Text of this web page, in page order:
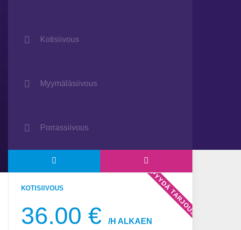
Kotisiivous
Myymäläsiivous
Porrassiivous
PYYDÄ TARJOUS
KOTISIIVOUS
36.00 € /H ALKAEN